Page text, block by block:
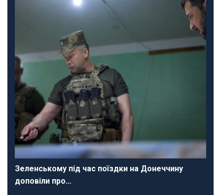
Зеленському під час поїздки на Донеччину
доповіли про…